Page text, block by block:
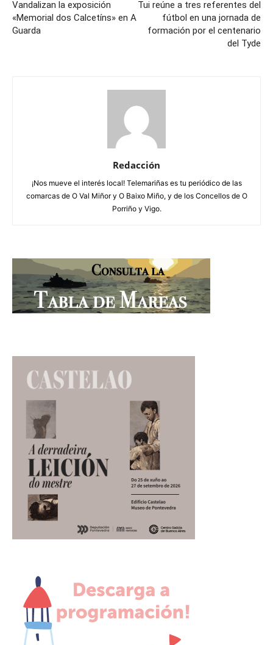
Vandalizan la exposición
«Memorial dos Calcetíns» en A
Guarda
Tui reúne a tres referentes del
fútbol en una jornada de
formación por el centenario
del Tyde
Redacción
¡Nos mueve el interés local! Telemariñas es tu periódico de las
comarcas de O Val Miñor y O Baixo Miño, y de los Concellos de O
Porriño y Vigo.